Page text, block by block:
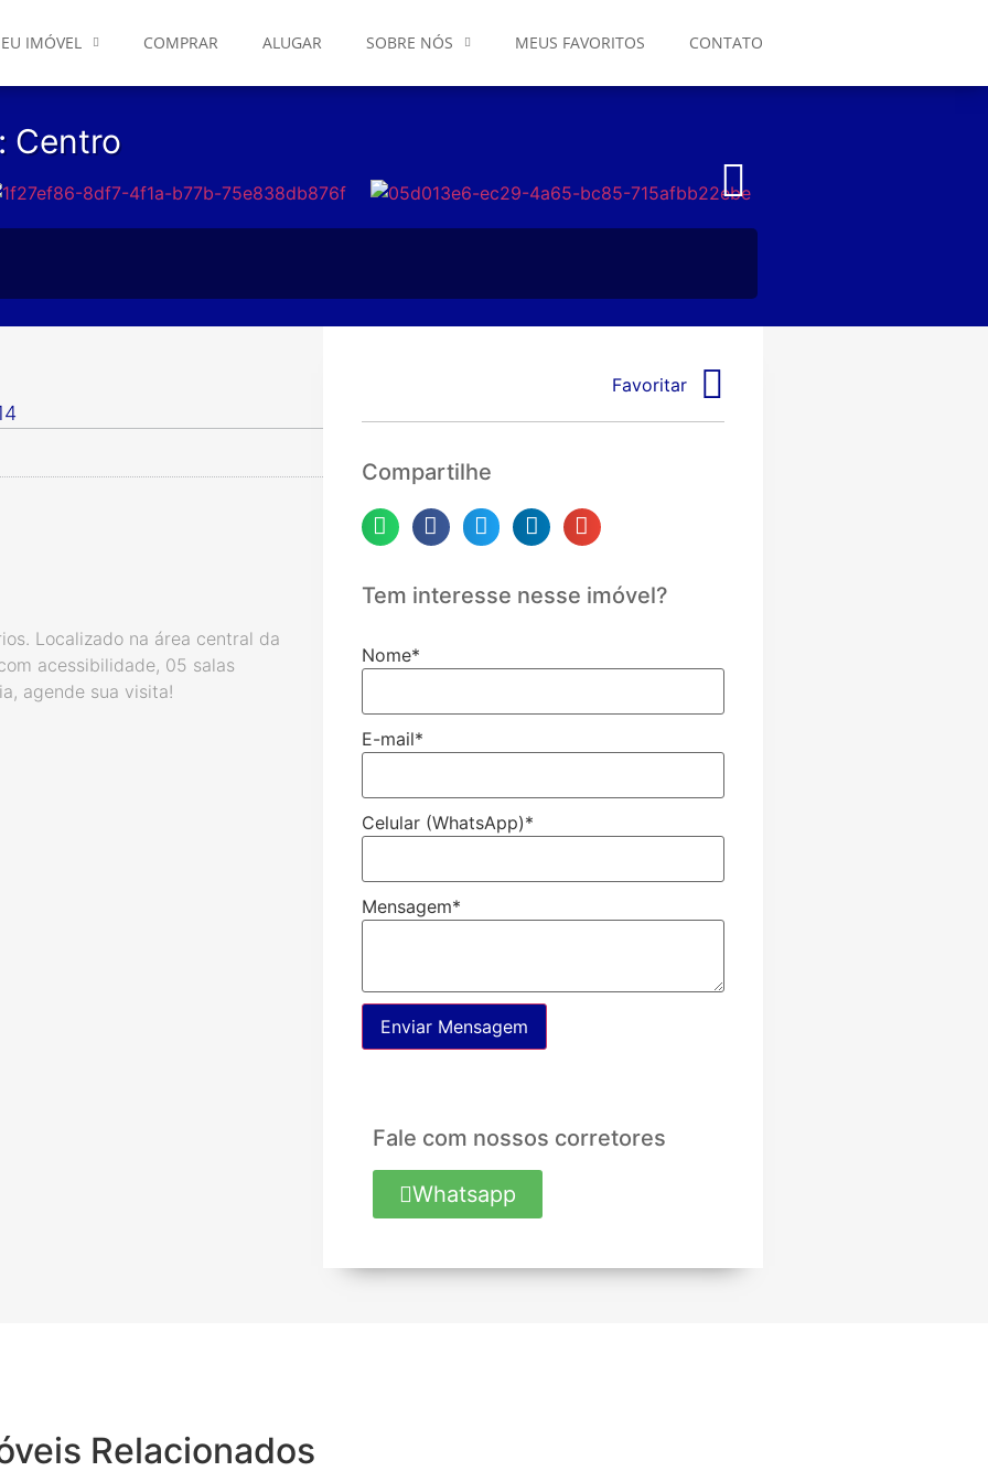
IMÓVEL COMPRAR ALUGAR SOBRE NÓS MEUS FAVORITOS CONTATO
Centro
Localizado na área central da
acessibilidade, 05 salas
agende sua visita!
Favoritar
Compartilhe
Tem interesse nesse imóvel?
Nome*
E-mail*
Celular (WhatsApp)*
Mensagem*
Enviar Mensagem
Fale com nossos corretores
Whatsapp
Relacionados